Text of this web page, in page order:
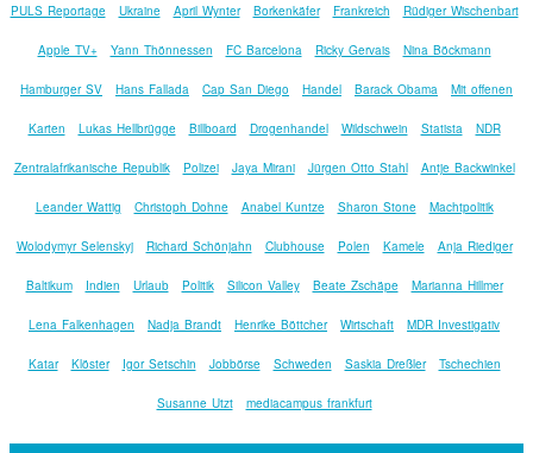
PULS Reportage Ukraine April Wynter Borkenkäfer Frankreich Rüdiger Wischenbart
Apple TV+ Yann Thönnessen FC Barcelona Ricky Gervais Nina Böckmann
Hamburger SV Hans Fallada Cap San Diego Handel Barack Obama Mit offenen
Karten Lukas Hellbrügge Billboard Drogenhandel Wildschwein Statista NDR
Zentralafrikanische Republik Polizei Jaya Mirani Jürgen Otto Stahl Antje Backwinkel
Leander Wattig Christoph Dohne Anabel Kuntze Sharon Stone Machtpolitik
Wolodymyr Selenskyj Richard Schönjahn Clubhouse Polen Kamele Anja Riediger
Baltikum Indien Urlaub Politik Silicon Valley Beate Zschäpe Marianna Hillmer
Lena Falkenhagen Nadja Brandt Henrike Böttcher Wirtschaft MDR Investigativ
Katar Klöster Igor Setschin Jobbörse Schweden Saskia Dreßler Tschechien
Susanne Utzt mediacampus frankfurt